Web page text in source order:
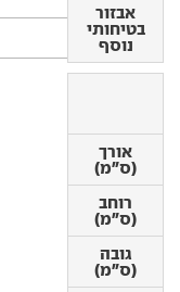
אבזור
בטיחותי
נוסף
מידות
אורך
(ס"מ)
רוחב
(ס"מ)
גובה
(ס"מ)
אורך
(ס"מ)
רוחב
(ס"מ)
גובה
(ס"מ)